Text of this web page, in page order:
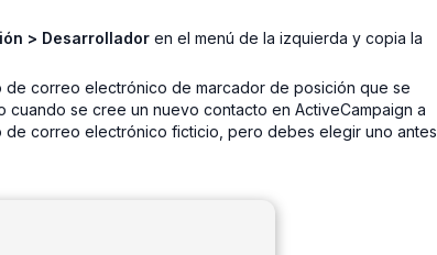
> Desarrollador en el menú de la izquierda y copia la
de correo electrónico de marcador de posición que se
se cree un nuevo contacto en ActiveCampaign a
de correo electrónico ficticio, pero debes elegir uno antes